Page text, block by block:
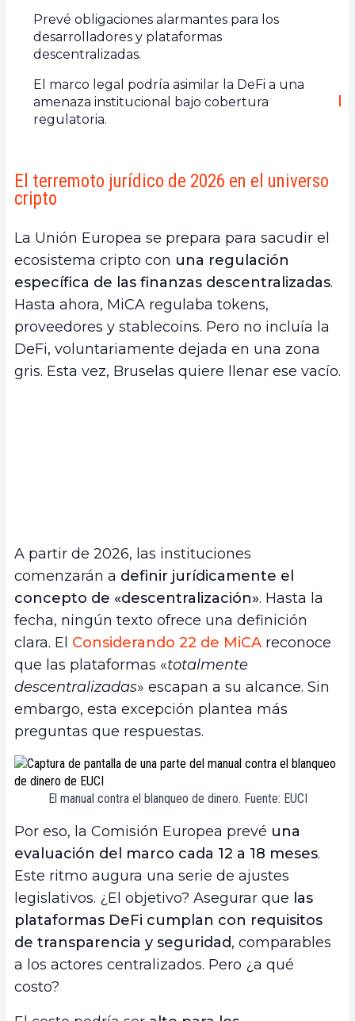
Prevé obligaciones alarmantes para los
desarrolladores y plataformas
descentralizadas.
El marco legal podría asimilar la DeFi a una
amenaza institucional bajo cobertura
regulatoria.
El terremoto jurídico de 2026 en el universo
cripto
La Unión Europea se prepara para sacudir el
ecosistema cripto con una regulación
específica de las finanzas descentralizadas.
Hasta ahora, MiCA regulaba tokens,
proveedores y stablecoins. Pero no incluía la
DeFi, voluntariamente dejada en una zona
gris. Esta vez, Bruselas quiere llenar ese vacío.
A partir de 2026, las instituciones
comenzarán a definir jurídicamente el
concepto de «descentralización». Hasta la
fecha, ningún texto ofrece una definición
clara. El Considerando 22 de MiCA reconoce
que las plataformas «totalmente
descentralizadas» escapan a su alcance. Sin
embargo, esta excepción plantea más
preguntas que respuestas.
El manual contra el blanqueo de dinero. Fuente: EUCI
Por eso, la Comisión Europea prevé una
evaluación del marco cada 12 a 18 meses.
Este ritmo augura una serie de ajustes
legislativos. ¿El objetivo? Asegurar que las
plataformas DeFi cumplan con requisitos
de transparencia y seguridad, comparables
a los actores centralizados. Pero ¿a qué
costo?